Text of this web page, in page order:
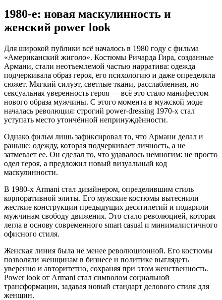
1980-е: новая маскулинность и
женский power look
Для широкой публики всё началось в 1980 году с фильма
«Американский жиголо». Костюмы Ричарда Гира, созданные
Армани, стали неотъемлемой частью нарратива: одежда
подчеркивала образ героя, его психологию и даже определяла
сюжет. Мягкий силуэт, светлые ткани, расслабленная, но
сексуальная уверенность героя — всё это стало манифестом
нового образа мужчины. С этого момента в мужской моде
началась революция: строгий power-dressing 1970-х стал
уступать место утончённой непринуждённости.
Однако фильм лишь зафиксировал то, что Армани делал и
раньше: одежду, которая подчеркивает личность, а не
затмевает ее. Он сделал то, что удавалось немногим: не просто
одел героя, а предложил новый визуальный код
маскулинности.
В 1980-х Armani стал дизайнером, определившим стиль
корпоративной элиты. Его мужские костюмы вытеснили
жесткие конструкции предыдущих десятилетий и подарили
мужчинам свободу движения. Это стало революцией, которая
легла в основу современного smart casual и минималистичного
офисного стиля.
Женская линия была не менее революционной. Его костюмы
позволяли женщинам в бизнесе и политике выглядеть
уверенно и авторитетно, сохраняя при этом женственность.
Power look от Armani стал символом социальной
трансформации, задавая новый стандарт делового стиля для
женщин.